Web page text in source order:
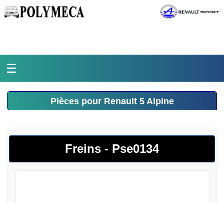
☰
Accueil
La médiathèque
L'histoire
Pièces pour Renault 5 Alpine
Freins - Pse0134